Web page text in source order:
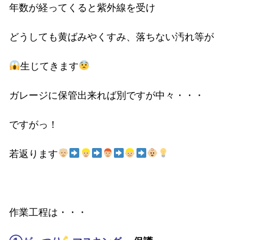
年数が経ってくると紫外線を受け
どうしても黄ばみやくすみ、落ちない汚れ等が
生じてきます
ガレージに保管出来れば別ですが中々・・・
ですがっ！
若返ります
作業工程は・・・